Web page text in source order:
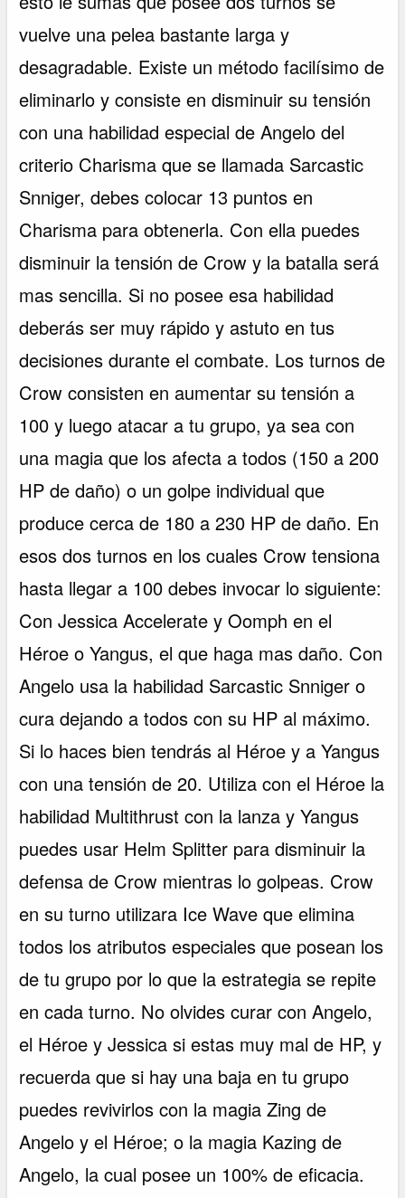
vuelve una pelea bastante larga y
desagradable. Existe un método facilísimo de
eliminarlo y consiste en disminuir su tensión
con una habilidad especial de Angelo del
criterio Charisma que se llamada Sarcastic
Snniger, debes colocar 13 puntos en
Charisma para obtenerla. Con ella puedes
disminuir la tensión de Crow y la batalla será
mas sencilla. Si no posee esa habilidad
deberás ser muy rápido y astuto en tus
decisiones durante el combate. Los turnos de
Crow consisten en aumentar su tensión a
100 y luego atacar a tu grupo, ya sea con
una magia que los afecta a todos (150 a 200
HP de daño) o un golpe individual que
produce cerca de 180 a 230 HP de daño. En
esos dos turnos en los cuales Crow tensiona
hasta llegar a 100 debes invocar lo siguiente:
Con Jessica Accelerate y Oomph en el
Héroe o Yangus, el que haga mas daño. Con
Angelo usa la habilidad Sarcastic Snniger o
cura dejando a todos con su HP al máximo.
Si lo haces bien tendrás al Héroe y a Yangus
con una tensión de 20. Utiliza con el Héroe la
habilidad Multithrust con la lanza y Yangus
puedes usar Helm Splitter para disminuir la
defensa de Crow mientras lo golpeas. Crow
en su turno utilizara Ice Wave que elimina
todos los atributos especiales que posean los
de tu grupo por lo que la estrategia se repite
en cada turno. No olvides curar con Angelo,
el Héroe y Jessica si estas muy mal de HP, y
recuerda que si hay una baja en tu grupo
puedes revivirlos con la magia Zing de
Angelo y el Héroe; o la magia Kazing de
Angelo, la cual posee un 100% de eficacia.